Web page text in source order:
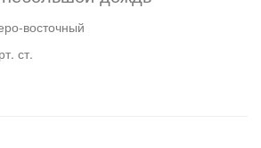
восточный
ст.